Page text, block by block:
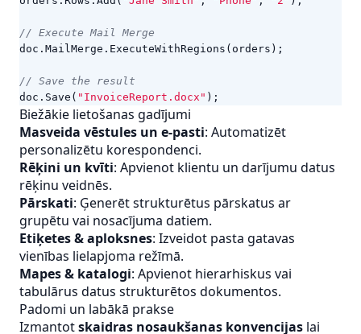
// Execute Mail Merge
doc . MailMerge . ExecuteWithRegions ( orders );
// Save the result
doc . Save ( "InvoiceReport.docx" );
Biežākie lietošanas gadījumi
Masveida vēstules un e-pasti: Automatizēt
personalizētu korespondenci.
Rēķini un kvīti: Apvienot klientu un darījumu datus
rēķinu veidnēs.
Pārskati: Ģenerēt strukturētus pārskatus ar
grupētu vai nosacījuma datiem.
Etiķetes & aploksnes: Izveidot pasta gatavas
vienības lielapjoma režīmā.
Mapes & katalogi: Apvienot hierarhiskus vai
tabulārus datus strukturētos dokumentos.
Padomi un labākā prakse
Izmantotskaidras nosaukšanas konvencijas lai